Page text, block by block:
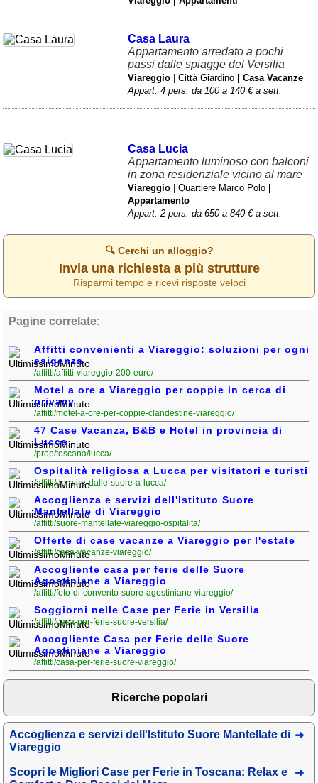
Casa Laura
Appartamento arredato a pochi
passi dalle spiagge del Versilia
Viareggio | Città Giardino | Casa Vacanze
Appart. 4 pers. da 100 a 140 € a sett.
Casa Lucia
Appartamento luminoso con balconi
in zona residenziale vicino al mare
Viareggio | Quartiere Marco Polo |
Appartamento
Appart. 2 pers. da 650 a 840 € a sett.
🔍 Cerchi un alloggio?
Invia una richiesta a più strutture
Risparmi tempo e ricevi risposte veloci
Pagine correlate:
Affitti convenienti a Viareggio: soluzioni per ogni
esigenza
/affitti/affitti-viareggio-200-euro/
Motel a ore a Viareggio per coppie in cerca di
privacy
/affitti/motel-a-ore-per-coppie-clandestine-viareggio/
47 Case Vacanza, B&B e Hotel in provincia di
Lucca
/prop/toscana/lucca/
Ospitalità religiosa a Lucca per visitatori e turisti
/affitti/dormire-dalle-suore-a-lucca/
Accoglienza e servizi dell'Istituto Suore
Mantellate di Viareggio
/affitti/suore-mantellate-viareggio-ospitalita/
Offerte di case vacanze a Viareggio per l'estate
/affitti/casa-vacanze-viareggio/
Accogliente casa per ferie delle Suore
Agostiniane a Viareggio
/affitti/foto-di-convento-suore-agostiniane-viareggio/
Soggiorni nelle Case per Ferie in Versilia
/affitti/casa-per-ferie-suore-versilia/
Accogliente Casa per Ferie delle Suore
Agostiniane a Viareggio
/affitti/casa-per-ferie-suore-viareggio/
Ricerche popolari
Accoglienza e servizi dell'Istituto Suore Mantellate di
Viareggio
Scopri le Migliori Case per Ferie in Toscana: Relax e